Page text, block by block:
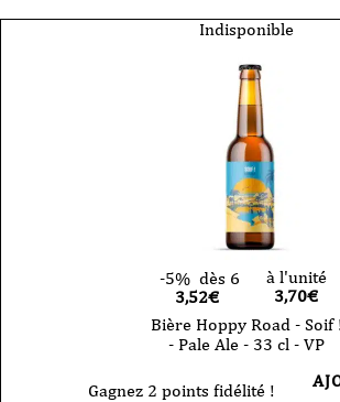
Indisponible
-5% dès 6
3,52€
à l'unité
3,70€
Bière Hoppy Road - Soif
- Pale Ale - 33 cl - VP
Gagnez 2 points fidélité !